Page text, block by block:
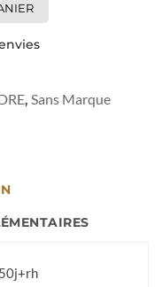
, Sans Marque